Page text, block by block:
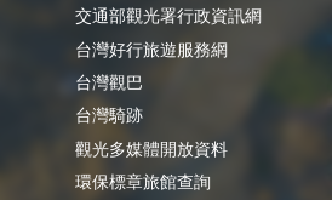
交通部觀光署行政資訊網
台灣好行旅遊服務網
台灣觀巴
台灣騎跡
觀光多媒體開放資料
環保標章旅館查詢